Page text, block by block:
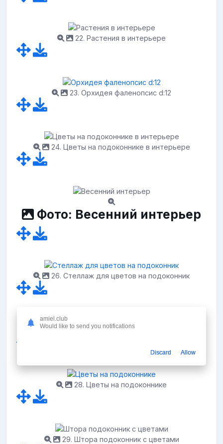
22. Растения в интерьере
23. Орхидея фаленопсис d:12
24. Цветы на подоконнике в интерьере
Фото: Весенний интерьер
26. Стеллаж для цветов на подоконник
27. Орхидея фаленопсис в саду
28. Цветы на подоконнике
29. Штора подоконник с цветами
amiel.club
Would like to send you notifications
Discard Allow